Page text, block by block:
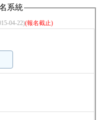
系統
04-22)(報名截止)